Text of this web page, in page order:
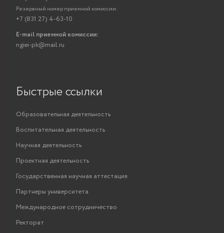
Резервный номер приемной комиссии:
+7 (831 27) 4-63-10
E-mail приемной комиссии:
ngiei-pk@mail.ru
Быстрые ссылки
Образовательная деятельность
Воспитательная деятельность
Научная деятельность
Проектная деятельность
Государственная научная аттестация
Партнеры университета
Международное сотрудничество
Ректорат